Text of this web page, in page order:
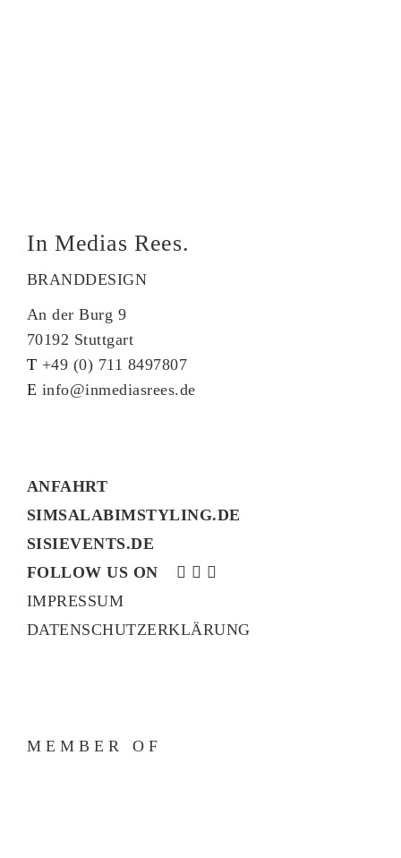
In Medias Rees.
BRANDDESIGN
An der Burg 9
70192 Stuttgart
T +49 (0) 711 8497807
E info@inmediasrees.de
ANFAHRT
SIMSALABIMSTYLING.DE
SISIEVENTS.DE
FOLLOW US ON
IMPRESSUM
DATENSCHUTZERKLÄRUNG
MEMBER OF